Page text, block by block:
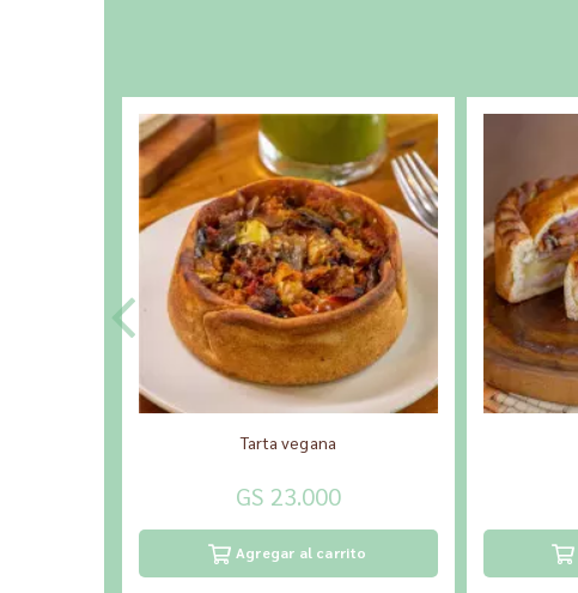
Tarta vegana
GS 23.000
Agregar al carrito